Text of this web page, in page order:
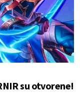
su otvorene!